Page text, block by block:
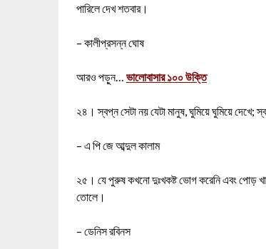
পারিলে দেখ শতবার।
– কালীপ্রসন্ন ঘোষ
আরও পড়ুন… ভালোবাসার ১০০ উক্তি
২৪। স্বপ্ন সেটা নয় যেটা মানুষ, ঘুমিয়ে ঘুমিয়ে দেখে;
– এ পি জে আব্দুল কালাম
২৫। যে পুরুষ কখনো দুঃখকষ্ট ভোগ করেনি এবং পোড়
তোলে।
– ডেনিস রবিনস